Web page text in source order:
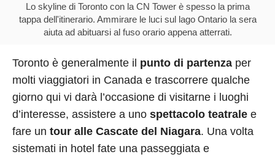
Lo skyline di Toronto con la CN Tower è spesso la prima
tappa dell'itinerario. Ammirare le luci sul lago Ontario la sera
aiuta ad abituarsi al fuso orario appena atterrati.
Toronto è generalmente il punto di partenza per
molti viaggiatori in Canada e trascorrere qualche
giorno qui vi darà l’occasione di visitarne i luoghi
d’interesse, assistere a uno spettacolo teatrale e
fare un tour alle Cascate del Niagara. Una volta
sistemati in hotel fate una passeggiata e